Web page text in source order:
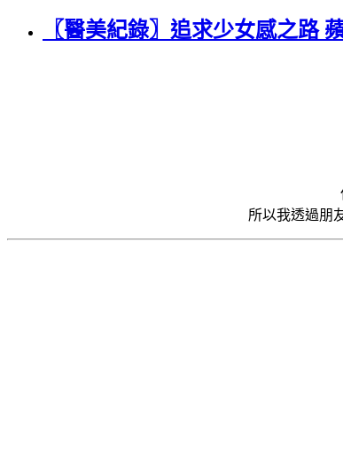
〖醫美紀錄〗追求少女感之路
所以我透過朋